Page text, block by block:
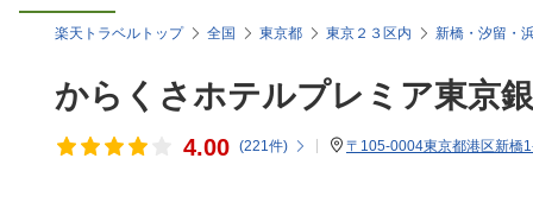
楽天トラベルトップ 全国 東京都 東京２３区内 新橋・汐留・
からくさホテルプレミア東京
4.00 (221件) 〒105-0004東京都港区新橋